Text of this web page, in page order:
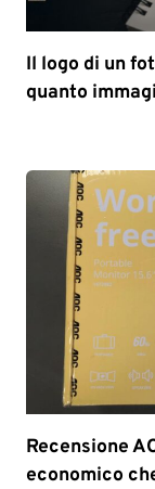
Il logo di un
quanto
Recensione
economico